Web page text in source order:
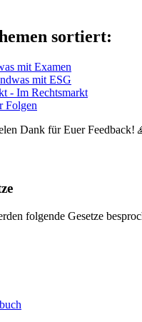
sortiert:
mit Examen
mit ESG
- Im Rechtsmarkt
Folgen
Dank für Euer Feedback!
folgende Gesetze